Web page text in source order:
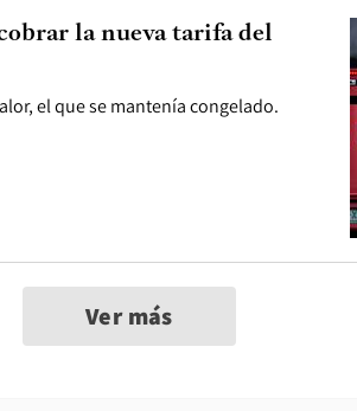
el que se mantenía congelado.
cobrar la nueva tarifa del
Ver más